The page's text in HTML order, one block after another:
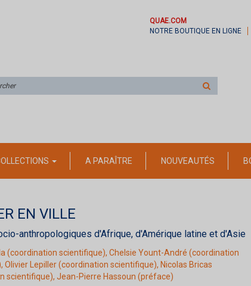
QUAE.COM
NOTRE BOUTIQUE EN LIGNE
sur
A PARAÎTRE NOUVEAUTÉS
EN VILLE
anthropologiques d'Afrique, d'Amérique latine et d'Asie
(coordination scientifique), Chelsie Yount-André (coordination
Olivier Lepiller(coordination scientifique), Nicolas Bricas
scientifique), Jean-Pierre Hassoun (préface)